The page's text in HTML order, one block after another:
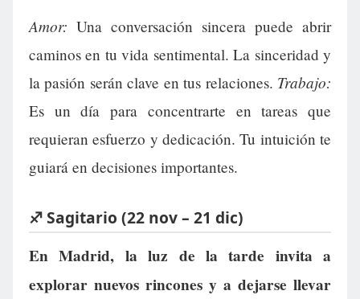
Amor: Una conversación sincera puede abrir
caminos en tu vida sentimental. La sinceridad y
la pasión serán clave en tus relaciones. Trabajo:
Es un día para concentrarte en tareas que
requieran esfuerzo y dedicación. Tu intuición te
guiará en decisiones importantes.
♐ Sagitario (22 nov – 21 dic)
En Madrid, la luz de la tarde invita a
explorar nuevos rincones y a dejarse llevar